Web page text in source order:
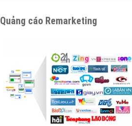
Quảng cáo Remarketing